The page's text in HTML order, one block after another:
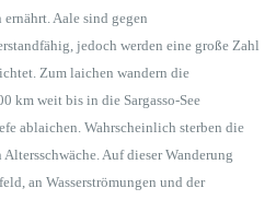
Aale sind gegen
jedoch werden eine große Zahl
Zum laichen wandern die
km weit bis in die Sargasso-See
ablaichen. Wahrscheinlich sterben die
Auf dieser Wanderung
an Wasserströmungen und der